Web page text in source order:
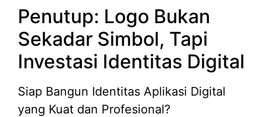
Penutup: Logo Bukan
Sekadar Simbol, Tapi
Investasi Identitas Digital
Siap Bangun Identitas Aplikasi Digital
yang Kuat dan Profesional?